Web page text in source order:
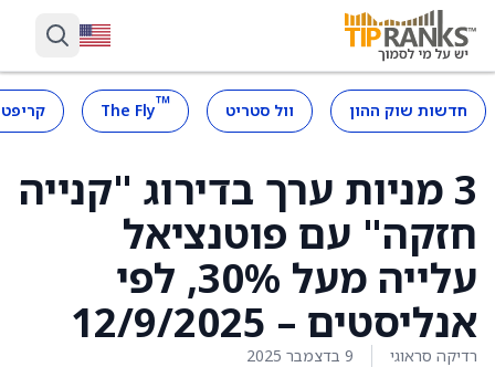
חדשות שוק ההון וול סטריט ™
The Fly
3 מניות ערך בדירוג "קנייה
חזקה" עם פוטנציאל
עלייה מעל 30%, לפי
אנליסטים – 12/9/2025
רדיקה סראוגי 9 בדצמבר 2025